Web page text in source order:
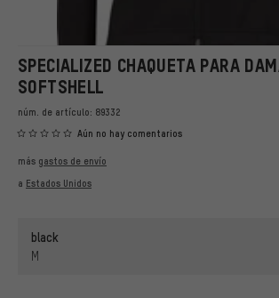
SPECIALIZED CHAQUETA PARA
SOFTSHELL
núm. de artículo: 89332
Aún no hay comentarios
más gastos de envío
a Estados Unidos
black
M